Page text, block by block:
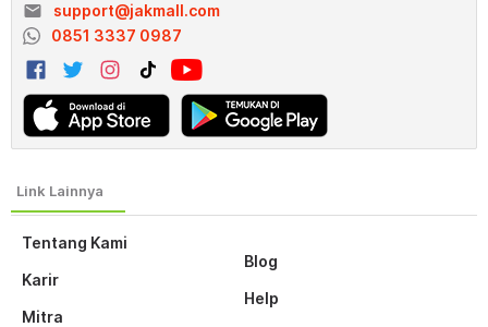
Tentang Kami
Karir
Mitra
Blog
Help
email
support@jakmall.com
0851 3337 0987